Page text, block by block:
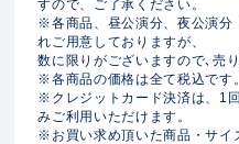
すので、ご了承ください。
※各商品、昼公演分、夜公演分
れご用意しておりますが、
数に限りがございますので､売
※各商品の価格は全て税込です。
※クレジットカード決済は、1
みご利用いただけます。
※お買い求め頂いた商品・サイ